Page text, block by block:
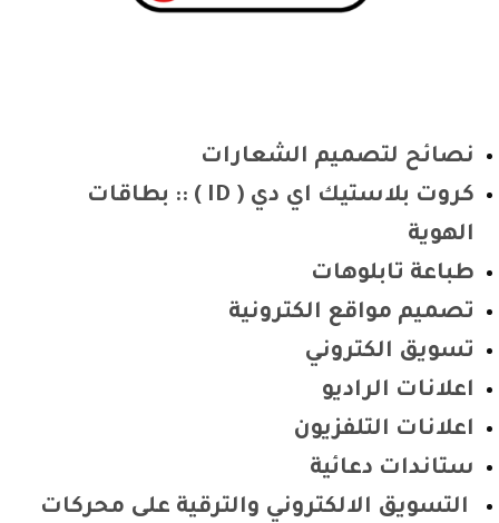
نصائح لتصميم الشعارات
كروت بلاستيك اي دي ( ID ) :: بطاقات
الهوية
طباعة تابلوهات
تصميم مواقع الكترونية
تسويق الكتروني
اعلانات الراديو
اعلانات التلفزيون
ستاندات دعائية
التسويق الالكتروني والترقية على محركات